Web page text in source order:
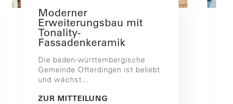
Moderner
Erweiterungsbau mit
Tonality-
Fassadenkeramik
Die baden-württembergische
Gemeinde Ofterdingen ist beliebt
und wächst...
ZUR MITTEILUNG